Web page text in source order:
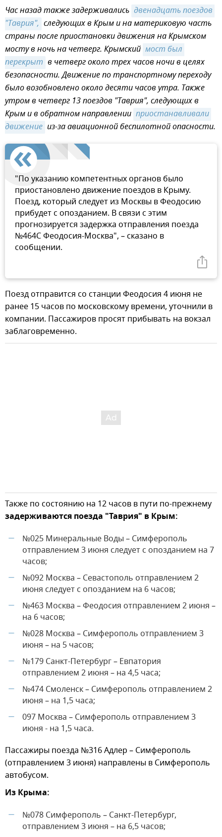
Час назад также задерживались двенадцать поездов
"Таврия", следующих в Крым и на материковую часть
страны после приостановки движения на Крымском
мосту в ночь на четверг. Крымский мост был
перекрыт в четверг около трех часов ночи в целях
безопасности. Движение по транспортному переходу
было возобновлено около десяти часов утра. Также
утром в четверг 13 поездов "Таврия", следующих в
Крым и в обратном направлении приостанавливали
движение из-за авиационной беспилотной опасности.
"По указанию компетентных органов было
приостановлено движение поездов в Крыму.
Поезд, который следует из Москвы в Феодосию
прибудет с опозданием. В связи с этим
прогнозируется задержка отправления поезда
№464С Феодосия-Москва", – сказано в
сообщении.
Поезд отправится со станции Феодосия 4 июня не
ранее 15 часов по московскому времени, уточнили в
компании. Пассажиров просят прибывать на вокзал
заблаговременно.
Также по состоянию на 12 часов в пути по-прежнему
задерживаются поезда "Таврия" в Крым:
—
№025 Минеральные Воды – Симферополь
отправлением 3 июня следует с опозданием на 7
часов;
—
№092 Москва – Севастополь отправлением 2
июня следует с опозданием на 6 часов;
—
№463 Москва – Феодосия отправлением 2 июня –
на 6 часов;
—
№028 Москва – Симферополь отправлением 3
июня – на 5 часов;
—
№179 Санкт-Петербург – Евпатория
отправлением 2 июня – на 4,5 часа;
—
№474 Смоленск – Симферополь отправлением 2
июня – на 1,5 часа;
—
097 Москва – Симферополь отправлением 3
июня - на 1,5 часа.
Пассажиры поезда №316 Адлер – Симферополь
(отправлением 3 июня) направлены в Симферополь
автобусом.
Из Крыма:
—
№078 Симферополь – Санкт-Петербург,
отправлением 3 июня – на 6,5 часов;